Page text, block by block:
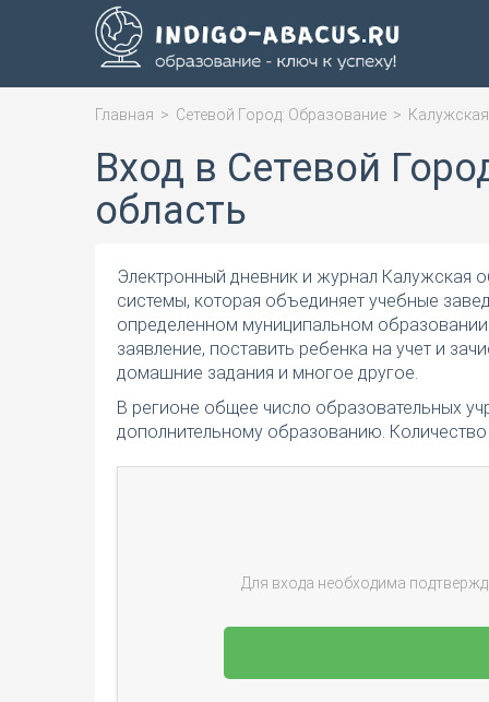
Главная > Сетевой Город: Образование >
Вход в Сетевой
область
Электронный дневник и журнал Калужская
системы, которая объединяет учебные
определенном муниципальном
заявление, поставить ребенка на учет и
домашние задания и многое другое.
В регионе общее число образовательных
дополнительному образованию.
Для входа необходима